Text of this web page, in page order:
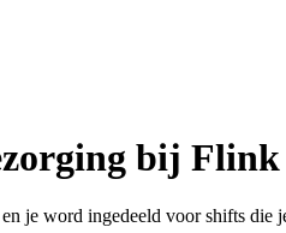
bij Flink
je word ingedeeld voor shifts